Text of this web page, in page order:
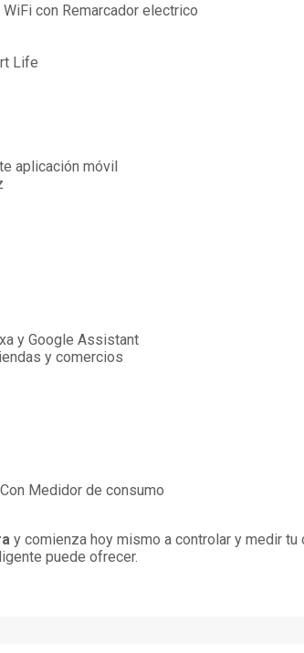
con Remarcador electrico
Life
aplicación móvil
y Google Assistant
y comercios
Medidor de consumo
y comienza hoy mismo a controlar y medir
puede ofrecer.